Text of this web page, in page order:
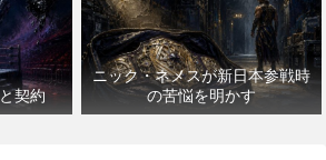
契約
ニック・ネメスが新日本参戦時
の苦悩を明かす